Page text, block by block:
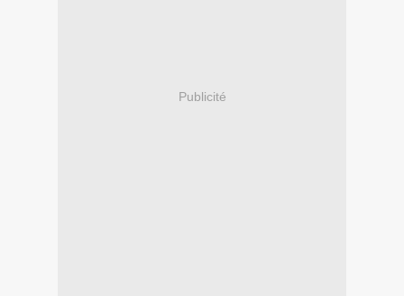
Publicité